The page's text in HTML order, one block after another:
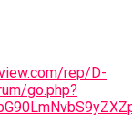
rep/D-
go.php?